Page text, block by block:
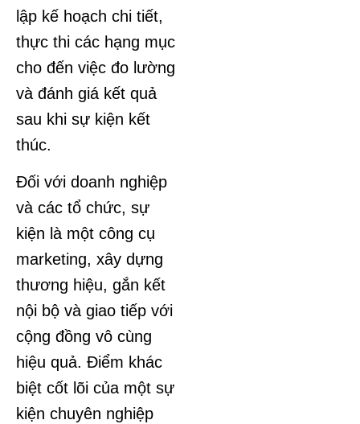
lập kế hoạch chi tiết,
thực thi các hạng mục
cho đến việc đo lường
và đánh giá kết quả
sau khi sự kiện kết
thúc.
Đối với doanh nghiệp
và các tổ chức, sự
kiện là một công cụ
marketing, xây dựng
thương hiệu, gắn kết
nội bộ và giao tiếp với
cộng đồng vô cùng
hiệu quả. Điểm khác
biệt cốt lõi của một sự
kiện chuyên nghiệp